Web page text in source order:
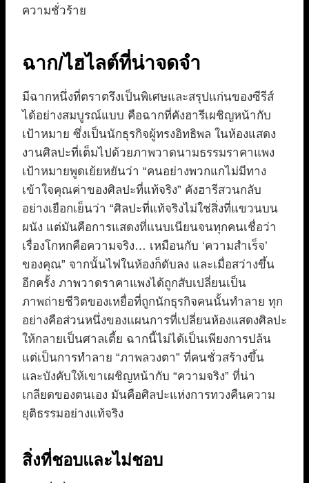
ความชั่วร้าย
ฉาก/ไฮไลต์ที่น่าจดจำ
มีฉากหนึ่งที่ตราตรึงเป็นพิเศษและสรุปแก่นของซีรีส์
ได้อย่างสมบูรณ์แบบ คือฉากที่คังฮารีเผชิญหน้ากับ
เป้าหมาย ซึ่งเป็นนักธุรกิจผู้ทรงอิทธิพล ในห้องแสดง
งานศิลปะที่เต็มไปด้วยภาพวาดนามธรรมราคาแพง
เป้าหมายพูดเย้ยหยันว่า “คนอย่างพวกแกไม่มีทาง
เข้าใจคุณค่าของศิลปะที่แท้จริง” คังฮารีสวนกลับ
อย่างเยือกเย็นว่า “ศิลปะที่แท้จริงไม่ใช่สิ่งที่แขวนบน
ผนัง แต่มันคือการแสดงที่แนบเนียนจนทุกคนเชื่อว่า
เรื่องโกหกคือความจริง… เหมือนกับ ‘ความสำเร็จ’
ของคุณ” จากนั้นไฟในห้องก็ดับลง และเมื่อสว่างขึ้น
อีกครั้ง ภาพวาดราคาแพงได้ถูกสับเปลี่ยนเป็น
ภาพถ่ายชีวิตของเหยื่อที่ถูกนักธุรกิจคนนั้นทำลาย ทุก
อย่างคือส่วนหนึ่งของแผนการที่เปลี่ยนห้องแสดงศิลปะ
ให้กลายเป็นศาลเตี้ย ฉากนี้ไม่ได้เป็นเพียงการปล้น
แต่เป็นการทำลาย “ภาพลวงตา” ที่คนชั่วสร้างขึ้น
และบังคับให้เขาเผชิญหน้ากับ “ความจริง” ที่น่า
เกลียดของตนเอง มันคือศิลปะแห่งการทวงคืนความ
ยุติธรรมอย่างแท้จริง
สิ่งที่ชอบและไม่ชอบ